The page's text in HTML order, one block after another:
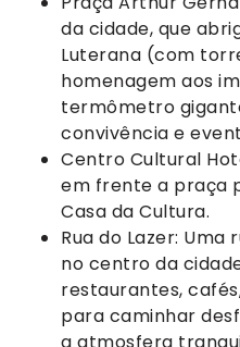
da cidade, que
Luterana (com
homenagem aos
termômetro
convivência e
Centro Cultural
em frente a praça
Casa da Cultura.
Rua do Lazer: Uma
no centro da
restaurantes,
para caminhar